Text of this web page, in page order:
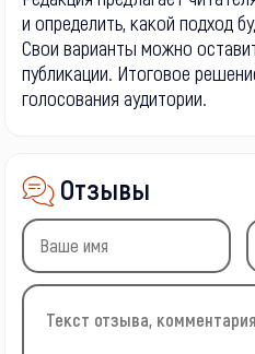
и определить, какой подход
Свои варианты можно
публикации. Итоговое
голосования аудитории.
Отзывы